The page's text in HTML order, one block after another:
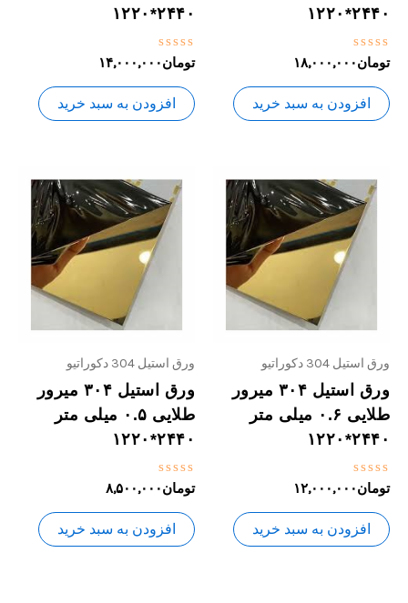
۲۴۴۰*۱۲۲۰
نمره
0
از
5
تومان۱۸,۰۰۰,۰۰۰
افزودن به سبد خرید
۲۴۴۰*۱۲۲۰
نمره
0
از
5
تومان۱۴,۰۰۰,۰۰۰
افزودن به سبد خرید
ورق استیل 304 دکوراتیو
ورق استیل ۳۰۴ میرور
طلایی ۰.۶ میلی متر
۲۴۴۰*۱۲۲۰
نمره
0
از
5
تومان۱۲,۰۰۰,۰۰۰
افزودن به سبد خرید
ورق استیل 304 دکوراتیو
ورق استیل ۳۰۴ میرور
طلایی ۰.۵ میلی متر
۲۴۴۰*۱۲۲۰
نمره
0
از
5
تومان۸,۵۰۰,۰۰۰
افزودن به سبد خرید